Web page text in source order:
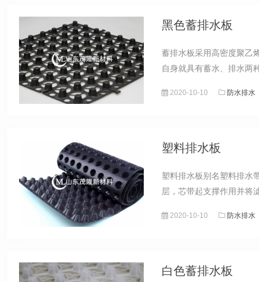
黑色蓄排水板
蓄排水板采用高密度聚乙
自身就具有蓄水、排水两
2020-10-10 防水排水
塑料排水板
塑料排水板别名塑料排水
层，芯带起支撑作用并将
2020-10-10 防水排水
白色蓄排水板